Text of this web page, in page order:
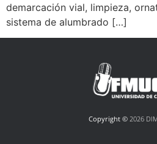
demarcación vial, limpieza,
sistema de alumbrado […]
Copyright © 2026